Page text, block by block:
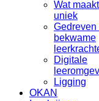
Wat
uniek
Gedreven
bekwame
Digitale
Ligging
OKAN